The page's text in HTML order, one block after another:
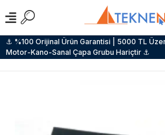
⚓ %100 Orijinal Ürün Garantisi | 5000 TL
Motor-Kano-Sanal Çapa Grubu Hariçtir ⚓